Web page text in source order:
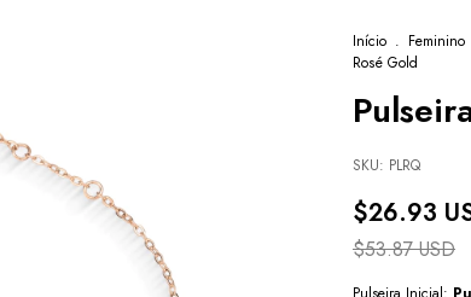
Início . Feminino
Rosé Gold
SKU: PLRQ
$26.93
$53.87 USD